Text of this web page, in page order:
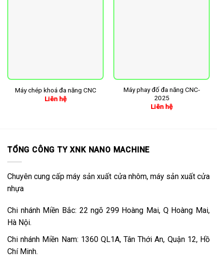
Máy chép khoá đa năng CNC
Liên hệ
Máy phay đố đa năng CNC-
2025
Liên hệ
TỔNG CÔNG TY XNK NANO MACHINE
Chuyên cung cấp máy sản xuất cửa nhôm, máy sản xuất cửa
nhựa
Chi nhánh Miền Bắc: 22 ngõ 299 Hoàng Mai, Q Hoàng Mai,
Hà Nội.
Chi nhánh Miền Nam: 1360 QL1A, Tân Thới An, Quận 12, Hồ
Chí Minh.